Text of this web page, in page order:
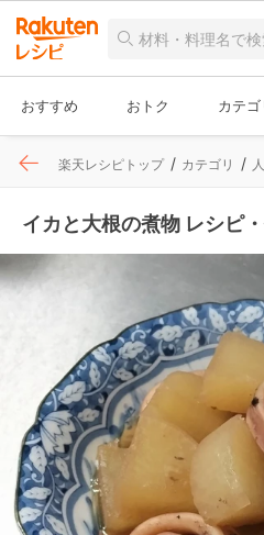
おすすめ おトク カテゴ
楽天レシピトップ カテゴリ
イカと大根の煮物 レシピ